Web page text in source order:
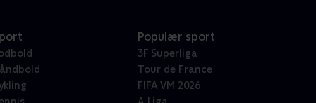
Populær sport
3F Superliga
Tour de France
FIFA VM 2026